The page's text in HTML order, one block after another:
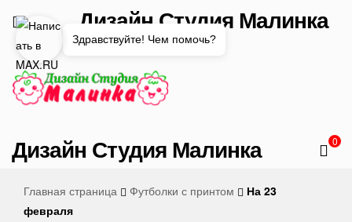
Дизайн Студия Малинка
Дизайн Студия Малинка 0
Главная страница Футболки с принтом
На 23
февраля
Здравствуйте! Чем помочь?